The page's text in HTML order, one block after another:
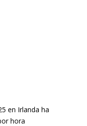
en Irlanda ha
hora